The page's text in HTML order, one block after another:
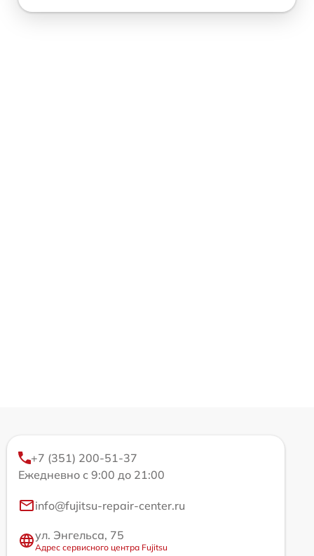
+7 (351) 200-51-37
Ежедневно с 9:00 до 21:00
info@fujitsu-repair-center.ru
ул. Энгельса, 75
Адрес сервисного центра Fujitsu